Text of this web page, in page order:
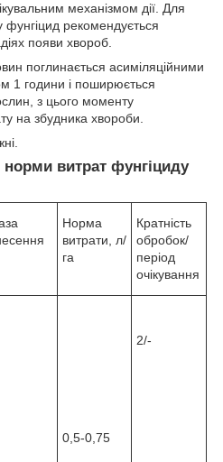
механізмом дії. Для
рекомендується
появи хвороб.
поглинається асиміляційними
1 години і поширюється
з цього моменту
на збудника хвороби.
норми витрат фунгіциду
Норма
витрати, л/
га
Кратність
обробок/
період
очікування
0,5-0,75
2/-